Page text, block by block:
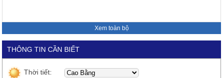
Xem toàn bộ
THÔNG TIN CẦN BIẾT
Thời tiết: